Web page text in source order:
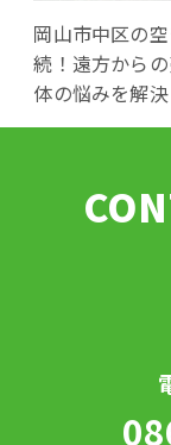
岡山市中区の
続！遠方から
体の悩みを解決